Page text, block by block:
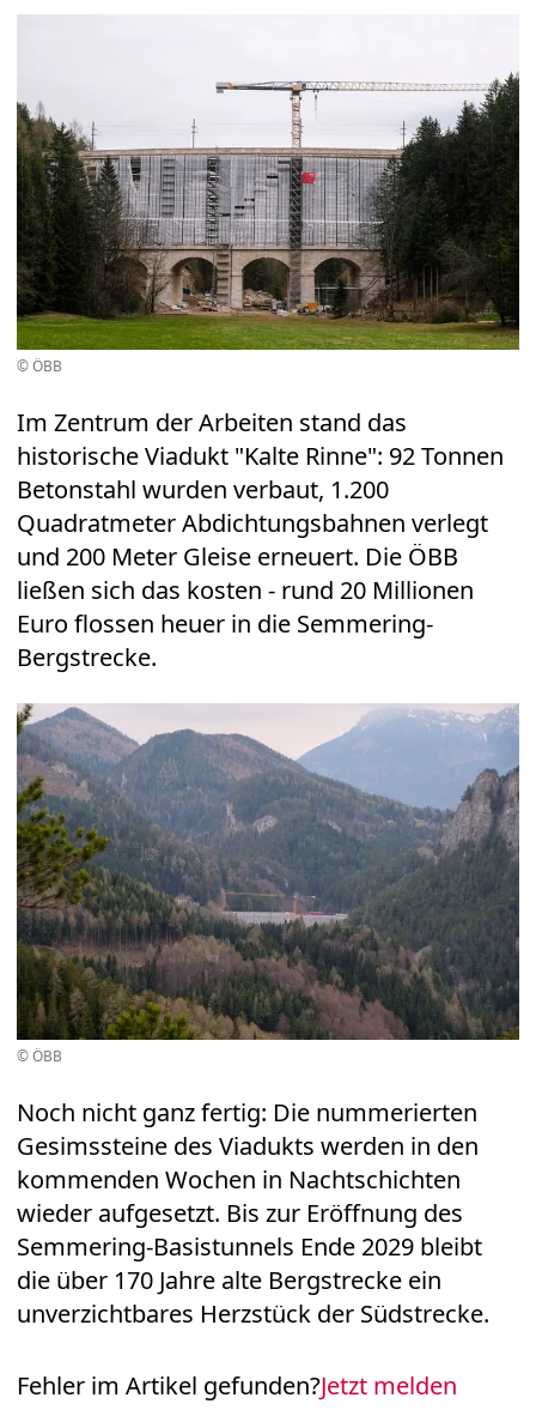
© ÖBB
Im Zentrum der Arbeiten stand das
historische Viadukt "Kalte Rinne": 92 Tonnen
Betonstahl wurden verbaut, 1.200
Quadratmeter Abdichtungsbahnen verlegt
und 200 Meter Gleise erneuert. Die ÖBB
ließen sich das kosten - rund 20 Millionen
Euro flossen heuer in die Semmering-
Bergstrecke.
© ÖBB
Noch nicht ganz fertig: Die nummerierten
Gesimssteine des Viadukts werden in den
kommenden Wochen in Nachtschichten
wieder aufgesetzt. Bis zur Eröffnung des
Semmering-Basistunnels Ende 2029 bleibt
die über 170 Jahre alte Bergstrecke ein
unverzichtbares Herzstück der Südstrecke.
Fehler im Artikel gefunden?Jetzt melden